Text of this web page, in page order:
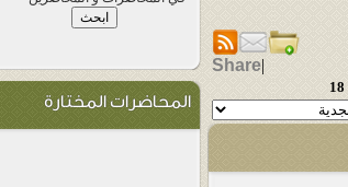
Share|
18
المحاضرات المختارة